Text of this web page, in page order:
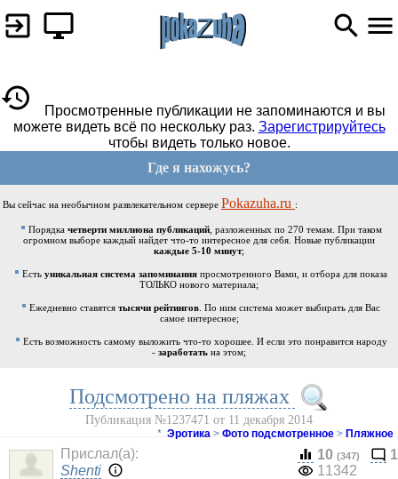
Просмотренные публикации не запоминаются и вы
можете видеть всё по нескольку раз. Зарегистрируйтесь
чтобы видеть только новое.
Где я нахожусь?
Вы сейчас на необычном развлекательном сервере Pokazuha.ru :
Порядка четверти миллиона публикаций, разложенных по 270 темам. При таком
огромном выборе каждый найдет что-то интересное для себя. Новые публикации
каждые 5-10 минут;
Есть уникальная система запоминания просмотренного Вами, и отбора для показа
ТОЛЬКО нового материала;
Ежедневно ставятся тысячи рейтингов . По ним система может выбирать для Вас
самое интересное;
Есть возможность самому выложить что-то хорошее. И если это понравится народу
- заработать на этом;
Подсмотрено на пляжах
Публикация №1237471 от 11 декабря 2014
* Эротика > Фото подсмотренное > Пляжное
Прислал(a):
Shenti
10 (347)
1
11342